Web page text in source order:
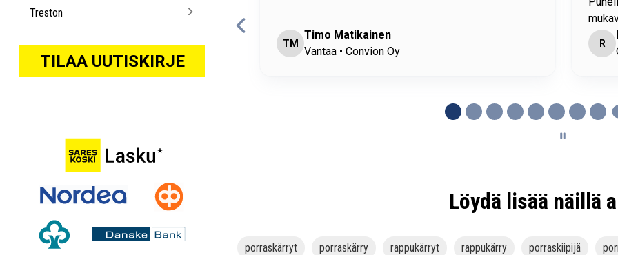
Treston
TILAA UUTISKIRJE
R
Riku
Orivesi • Ysitien Auto Oy
H
Löydä lisää näillä
porraskärryt porraskärry rappukärryt rappukärry porraskiipijä